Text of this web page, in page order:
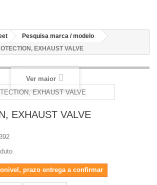
Pesquisa marca / modelo
EXHAUST VALVE
Ver maior
EXHAUST VALVE
prazo entrega a confirmar